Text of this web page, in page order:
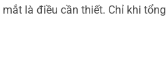
là điều cần thiết. Chỉ khi